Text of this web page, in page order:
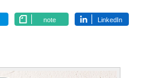
note LinkedIn